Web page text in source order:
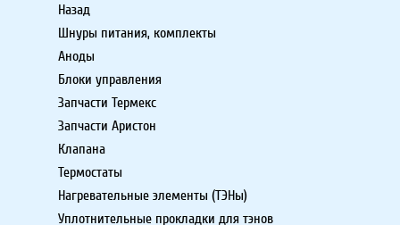
Назад
Шнуры питания, комплекты
Аноды
Блоки управления
Запчасти Термекс
Запчасти Аристон
Клапана
Термостаты
Нагревательные элементы (ТЭНы)
Уплотнительные прокладки для тэнов